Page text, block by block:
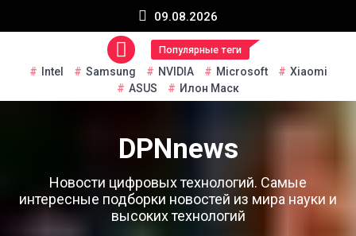
09.08.2026
Популярные теги
Intel Samsung NVIDIA Microsoft
Xiaomi
ASUS
Илон Маск
DPNnews
Новости цифровых технологий. Самые
интересные подборки новостей из мира науки и
высоких технологий